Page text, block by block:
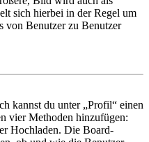
sich hierbei in der Regel um
von Benutzer zu Benutzer
kannst du unter „Profil“ einen
vier Methoden hinzufügen:
Hochladen. Die Board-